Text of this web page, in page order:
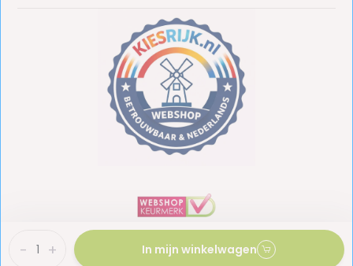
+
- In mijn winkelwagen
BTW: NL861887438B01 © Copyright 2026 - Kiesrijk